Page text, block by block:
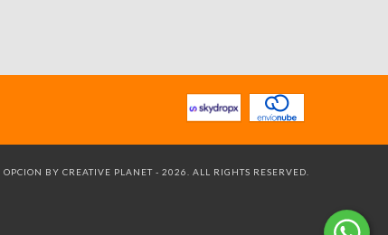
BY CREATIVE PLANET - 2026. ALL RIGHTS RESERVED.